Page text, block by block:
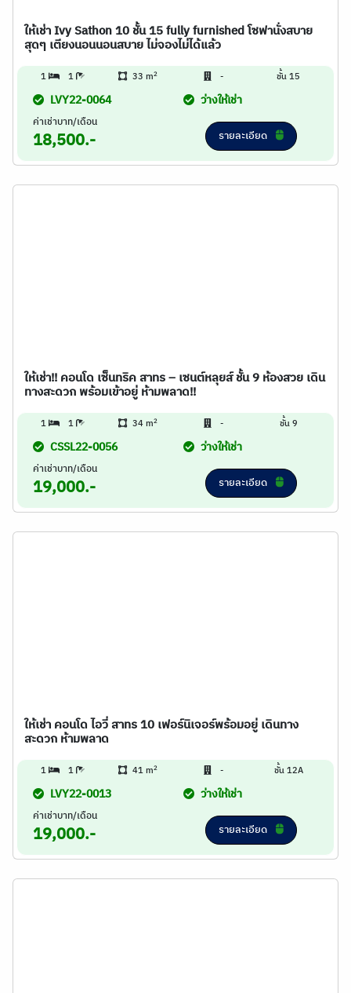
ให้เช่า Ivy Sathon 10 ชั้น 15 fully furnished โซฟานั่งสบาย
สุดๆ เตียงนอนนอนสบาย ไม่จองไม่ได้แล้ว
1 1 33 m2 - ชั้น 15
LVY22-0064 ว่างให้เช่า
ค่าเช่าบาท/เดือน
18,500.- รายละเอียด
ให้เช่า!! คอนโด เซ็นทริค สาทร – เซนต์หลุยส์ ชั้น 9 ห้องสวย เดิน
ทางสะดวก พร้อมเข้าอยู่ ห้ามพลาด!!
1 1 34 m2 - ชั้น 9
CSSL22-0056 ว่างให้เช่า
ค่าเช่าบาท/เดือน
19,000.- รายละเอียด
ให้เช่า คอนโด ไอวี่ สาทร 10 เฟอร์นิเจอร์พร้อมอยู่ เดินทาง
สะดวก ห้ามพลาด
1 1 41 m2 - ชั้น 12A
LVY22-0013 ว่างให้เช่า
ค่าเช่าบาท/เดือน
19,000.- รายละเอียด